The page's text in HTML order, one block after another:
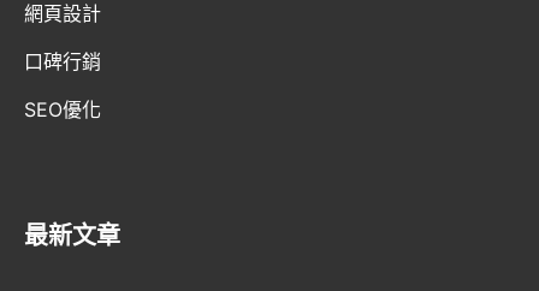
網頁設計
口碑行銷
SEO優化
最新文章